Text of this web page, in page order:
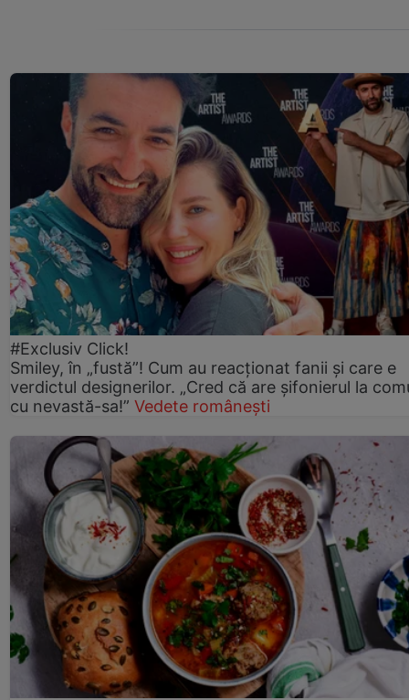
#Exclusiv Click!
Smiley, în „fustă”! Cum au reacționat fanii și care e
verdictul designerilor. „Cred că are șifonierul la
cu nevastă-sa!” Vedete românești